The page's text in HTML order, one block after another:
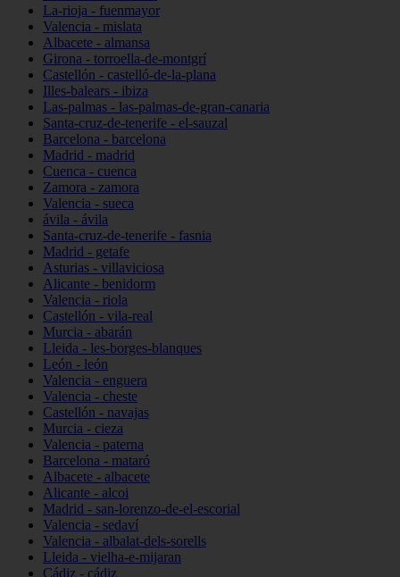
La-rioja - fuenmayor
Valencia - mislata
Albacete - almansa
Girona - torroella-de-montgrí
Castellón - castelló-de-la-plana
Illes-balears - ibiza
Las-palmas - las-palmas-de-gran-canaria
Santa-cruz-de-tenerife - el-sauzal
Barcelona - barcelona
Madrid - madrid
Cuenca - cuenca
Zamora - zamora
Valencia - sueca
ávila - ávila
Santa-cruz-de-tenerife - fasnia
Madrid - getafe
Asturias - villaviciosa
Alicante - benidorm
Valencia - riola
Castellón - vila-real
Murcia - abarán
Lleida - les-borges-blanques
León - león
Valencia - enguera
Valencia - cheste
Castellón - navajas
Murcia - cieza
Valencia - paterna
Barcelona - mataró
Albacete - albacete
Alicante - alcoi
Madrid - san-lorenzo-de-el-escorial
Valencia - sedaví
Valencia - albalat-dels-sorells
Lleida - vielha-e-mijaran
Cádiz - cádiz